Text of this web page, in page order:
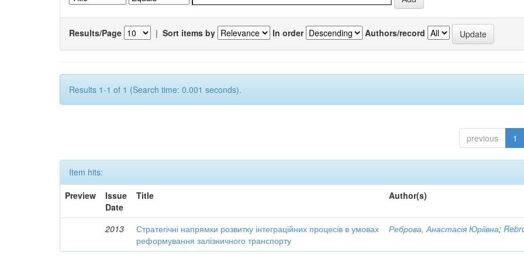
Results/Page | Sort items by In order Authors/record
Results 1-1 of 1 (Search time: 0.001 seconds).
previous 1
Item hits:
Preview
Issue
Date
Title Author(s)
2013
Стратегічні напрямки розвитку інтеграційних процесів в умовах
реформування залізничного транспорту
Реброва, Анастасія Юріївна;